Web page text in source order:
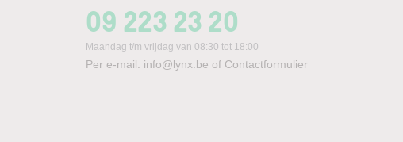
09 223 23 20
Maandag t/m vrijdag van 08:30 tot 18:00
Per e-mail: info@lynx.be of Contactformulier